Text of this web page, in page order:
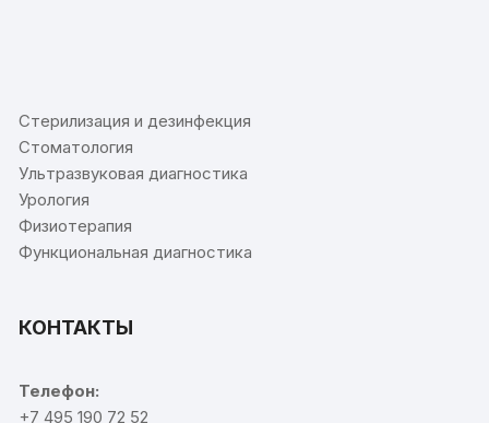
Стерилизация и дезинфекция
Стоматология
Ультразвуковая диагностика
Урология
Физиотерапия
Функциональная диагностика
КОНТАКТЫ
Телефон:
+7 495 190 72 52